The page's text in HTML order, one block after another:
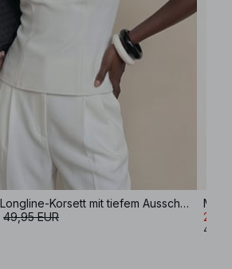
tailliertes Longline-Korsett mit tiefem Ausschnitt
49,95 EUR
4